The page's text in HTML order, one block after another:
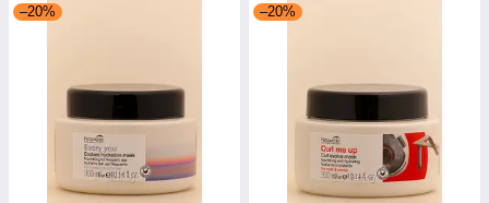
–20% –20%